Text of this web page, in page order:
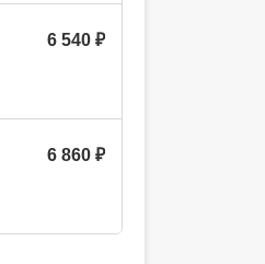
6 540
6 860